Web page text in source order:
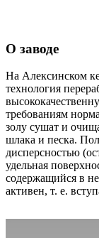
О заводе
На Алексинском
технология
требованиям
золу сушат и
шлака и песка.
дисперсностью
удельная
содержащийся в
активен, т. е.